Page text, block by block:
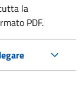
la
PDF.